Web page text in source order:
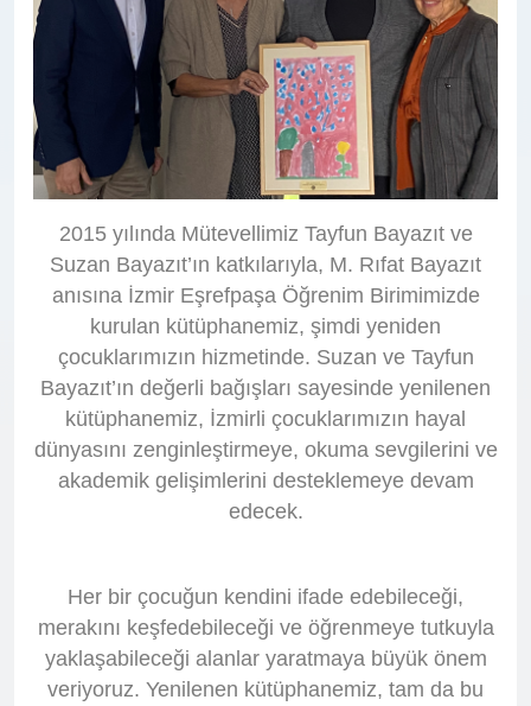
2015 yılında Mütevellimiz Tayfun Bayazıt ve
Suzan Bayazıt’ın katkılarıyla, M. Rıfat Bayazıt
anısına İzmir Eşrefpaşa Öğrenim Birimimizde
kurulan kütüphanemiz, şimdi yeniden
çocuklarımızın hizmetinde. Suzan ve Tayfun
Bayazıt’ın değerli bağışları sayesinde yenilenen
kütüphanemiz, İzmirli çocuklarımızın hayal
dünyasını zenginleştirmeye, okuma sevgilerini ve
akademik gelişimlerini desteklemeye devam
edecek.
Her bir çocuğun kendini ifade edebileceği,
merakını keşfedebileceği ve öğrenmeye tutkuyla
yaklaşabileceği alanlar yaratmaya büyük önem
veriyoruz. Yenilenen kütüphanemiz, tam da bu